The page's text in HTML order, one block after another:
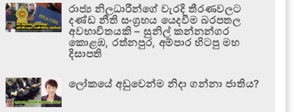
රාජ්‍ය නිලධාරීන්ගේ වැරදි තීරණවලට
දණ්ඩ නීති සංග්‍රහය යෙදවීම බරපතල
අවභාවිතයකි – සුනිල් කන්නන්ගර
කොළඹ, රත්නපුර, අම්පාර හිටපු මහ
දිසාපති
ලෝකයේ අඩුවෙන්ම නිදා ගන්නා ජාතිය?